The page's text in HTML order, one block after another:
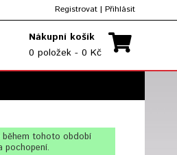
Registrovat | Přihlásit
Nákupní košík
0 položek - 0 Kč
během tohoto období
pochopení.